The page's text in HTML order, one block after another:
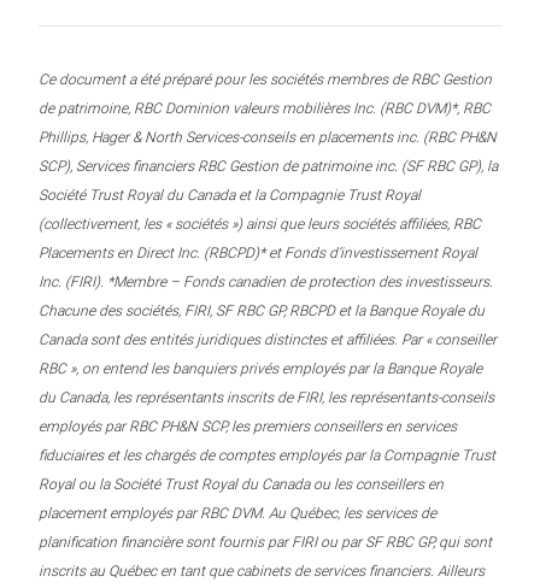
Ce document a été préparé pour les sociétés membres de RBC Gestion
de patrimoine, RBC Dominion valeurs mobilières Inc. (RBC DVM)*, RBC
Phillips, Hager & North Services-conseils en placements inc. (RBC PH&N
SCP), Services financiers RBC Gestion de patrimoine inc. (SF RBC GP), la
Société Trust Royal du Canada et la Compagnie Trust Royal
(collectivement, les « sociétés ») ainsi que leurs sociétés affiliées, RBC
Placements en Direct Inc. (RBCPD)* et Fonds d’investissement Royal
Inc. (FIRI). *Membre – Fonds canadien de protection des investisseurs.
Chacune des sociétés, FIRI, SF RBC GP, RBCPD et la Banque Royale du
Canada sont des entités juridiques distinctes et affiliées. Par « conseiller
RBC », on entend les banquiers privés employés par la Banque Royale
du Canada, les représentants inscrits de FIRI, les représentants-conseils
employés par RBC PH&N SCP, les premiers conseillers en services
fiduciaires et les chargés de comptes employés par la Compagnie Trust
Royal ou la Société Trust Royal du Canada ou les conseillers en
placement employés par RBC DVM. Au Québec, les services de
planification financière sont fournis par FIRI ou par SF RBC GP, qui sont
inscrits au Québec en tant que cabinets de services financiers. Ailleurs